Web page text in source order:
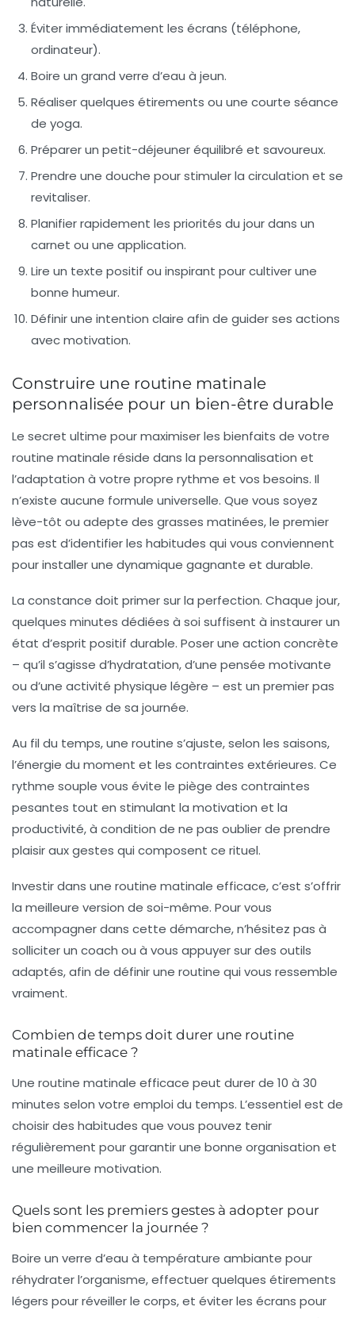
Éviter immédiatement les écrans (téléphone,
ordinateur).
Boire un grand verre d’eau à jeun.
Réaliser quelques étirements ou une courte séance
de yoga.
Préparer un petit-déjeuner équilibré et savoureux.
Prendre une douche pour stimuler la circulation et se
revitaliser.
Planifier rapidement les priorités du jour dans un
carnet ou une application.
Lire un texte positif ou inspirant pour cultiver une
bonne humeur.
Définir une intention claire afin de guider ses actions
avec motivation.
Construire une routine matinale
personnalisée pour un bien-être durable
Le secret ultime pour maximiser les bienfaits de votre
routine matinale réside dans la personnalisation et
l’adaptation à votre propre rythme et vos besoins. Il
n’existe aucune formule universelle. Que vous soyez
lève-tôt ou adepte des grasses matinées, le premier
pas est d’identifier les habitudes qui vous conviennent
pour installer une dynamique gagnante et durable.
La constance doit primer sur la perfection. Chaque jour,
quelques minutes dédiées à soi suffisent à instaurer un
état d’esprit positif durable. Poser une action concrète
– qu’il s’agisse d’hydratation, d’une pensée motivante
ou d’une activité physique légère – est un premier pas
vers la maîtrise de sa journée.
Au fil du temps, une routine s’ajuste, selon les saisons,
l’énergie du moment et les contraintes extérieures. Ce
rythme souple vous évite le piège des contraintes
pesantes tout en stimulant la motivation et la
productivité, à condition de ne pas oublier de prendre
plaisir aux gestes qui composent ce rituel.
Investir dans une routine matinale efficace, c’est s’offrir
la meilleure version de soi-même. Pour vous
accompagner dans cette démarche, n’hésitez pas à
solliciter un coach ou à vous appuyer sur des outils
adaptés, afin de définir une routine qui vous ressemble
vraiment.
Combien de temps doit durer une routine
matinale efficace ?
Une routine matinale efficace peut durer de 10 à 30
minutes selon votre emploi du temps. L’essentiel est de
choisir des habitudes que vous pouvez tenir
régulièrement pour garantir une bonne organisation et
une meilleure motivation.
Quels sont les premiers gestes à adopter pour
bien commencer la journée ?
Boire un verre d’eau à température ambiante pour
réhydrater l’organisme, effectuer quelques étirements
légers pour réveiller le corps, et éviter les écrans pour